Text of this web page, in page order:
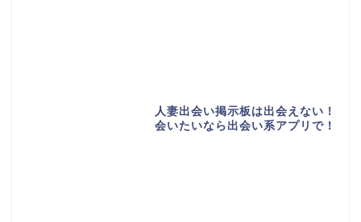
人妻出会い掲示板は出会えない！
会いたいなら出会い系アプリで！